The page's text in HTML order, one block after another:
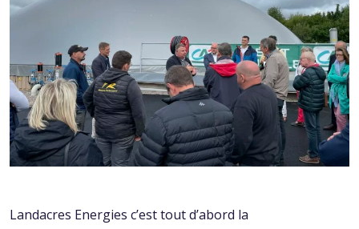
Landacres Energies c’est tout d’abord la